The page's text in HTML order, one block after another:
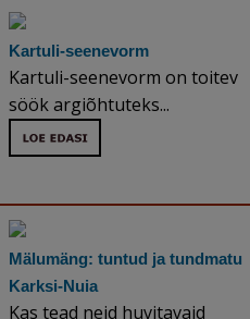
Kartuli-seenevorm
Kartuli-seenevorm on toitev
söök argiõhtuteks...
Mälumäng: tuntud ja tundmatu
Karksi-Nuia
Kas tead neid huvitavaid